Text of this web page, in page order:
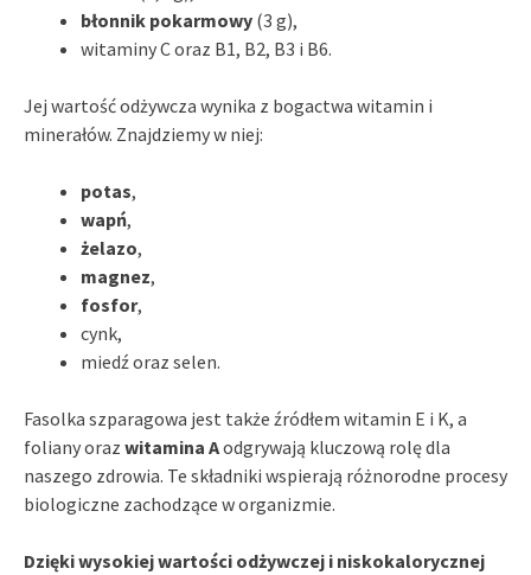
błonnik pokarmowy (3 g),
witaminy C oraz B1, B2, B3 i B6.
Jej wartość odżywcza wynika z bogactwa witamin i
minerałów. Znajdziemy w niej:
potas,
wapń,
żelazo,
magnez,
fosfor,
cynk,
miedź oraz selen.
Fasolka szparagowa jest także źródłem witamin E i K, a
foliany oraz witamina Aodgrywają kluczową rolę dla
naszego zdrowia. Te składniki wspierają różnorodne procesy
biologiczne zachodzące w organizmie.
Dzięki wysokiej wartości odżywczej i niskokalorycznej